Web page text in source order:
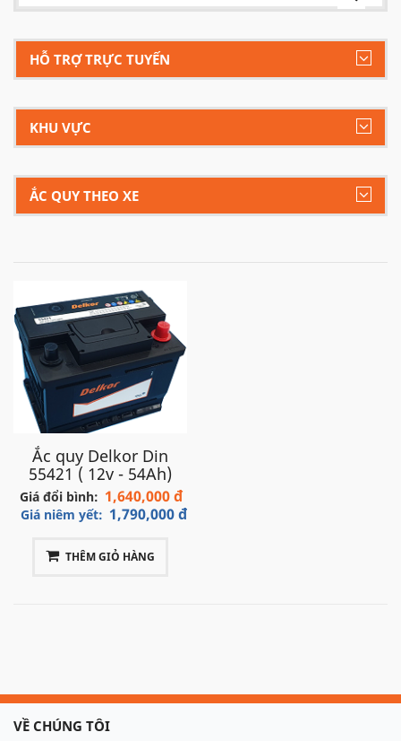
HỖ TRỢ TRỰC TUYẾN
KHU VỰC
ẮC QUY THEO XE
Ắc quy Delkor Din
55421 ( 12v - 54Ah)
Giá đổi bình: 1,640,000 đ
Giá niêm yết: 1,790,000 đ
THÊM GIỎ HÀNG
VỀ CHÚNG TÔI